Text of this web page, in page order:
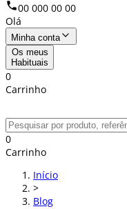
00 000 00 00
Olá
Minha conta
Os meus
Habituais
0
Carrinho
0
Carrinho
Início
>
Blog